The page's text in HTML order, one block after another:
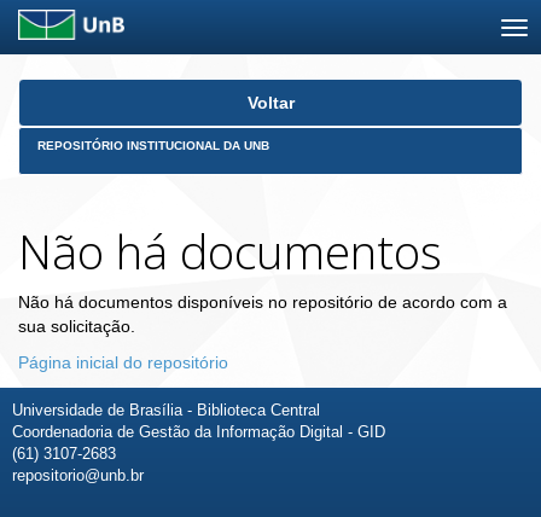
Skip
Voltar
REPOSITÓRIO INSTITUCIONAL DA UNB
Não há documentos
Não há documentos disponíveis no repositório de acordo com a
sua solicitação.
Página inicial do repositório
Universidade de Brasília - Biblioteca Central
Coordenadoria de Gestão da Informação Digital - GID
(61) 3107-2683
repositorio@unb.br